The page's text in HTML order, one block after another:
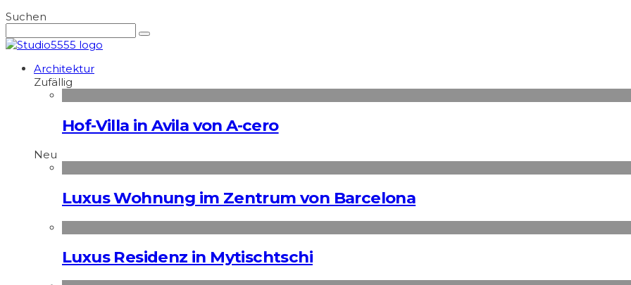
Suchen
Architektur
Zufällig
Hof-Villa in Avila von A-cero
Neu
Luxus Wohnung im Zentrum von Barcelona
Luxus Residenz in Mytischtschi